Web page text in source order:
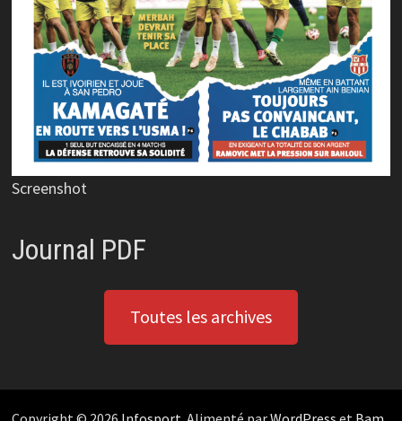
Screenshot
Journal PDF
Toutes les archives